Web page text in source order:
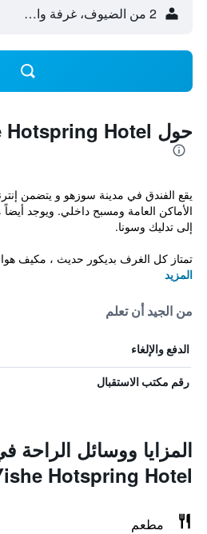
2 من الضيوف، غرفة واحدة
حول Suzhou Yishe Hotspring Hotel
يقع الفندق في مدينة سوزهو و يتضمن
الأماكن العامة ومسبح داخلي. ويوجد
إلى تدليك وسونا.
تمتاز كل الغرف بديكور حديث ، مكيف
المزيد
من الجيد أن تعلم
الدفع والإلغاء
رقم مكتب الاستقبال
Hotspring Hotel
مطعم